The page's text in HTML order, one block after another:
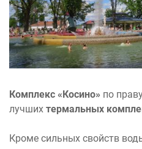
Комплекс «Косино» по
лучших термальных
Кроме сильных свойств